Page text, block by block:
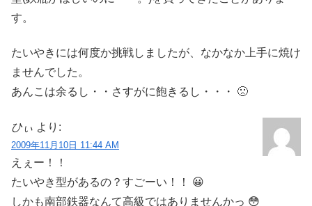
す。
たいやきには何度か挑戦しましたが、なかなか上手に焼け
ませんでした。
あんこは余るし・・さすがに飽きるし・・・ 🙁
ひぃ より:
2009年11月10日 11:44 AM
えぇー！！
たいやき型があるの？すごーい！！ 😀
しかも南部鉄器なんて高級ではありませんかっ 😳